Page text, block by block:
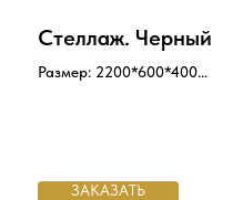
Стеллаж. Черный
Размер: 2200*600*400
ЗАКАЗАТЬ